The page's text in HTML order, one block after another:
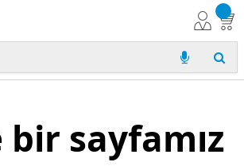
bir sayfamız